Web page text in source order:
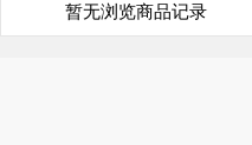
暂无浏览商品记录